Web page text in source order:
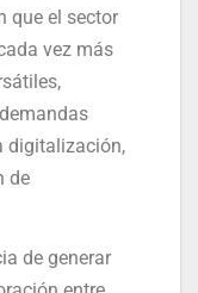
que el sector
vez más
digitalización,
de
de generar